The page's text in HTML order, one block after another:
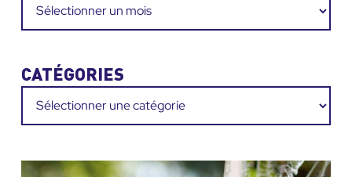
CATÉGORIES
Catégories